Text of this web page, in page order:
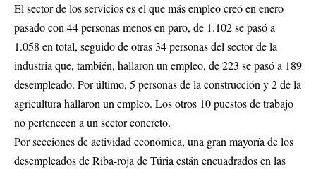
El sector de los servicios es el que más empleo creó en enero
pasado con 44 personas menos en paro, de 1.102 se pasó a
1.058 en total, seguido de otras 34 personas del sector de la
industria que, también, hallaron un empleo, de 223 se pasó a 189
desempleado. Por último, 5 personas de la construcción y 2 de la
agricultura hallaron un empleo. Los otros 10 puestos de trabajo
no pertenecen a un sector concreto.
Por secciones de actividad económica, una gran mayoría de los
desempleados de Riba-roja de Túria están encuadrados en las